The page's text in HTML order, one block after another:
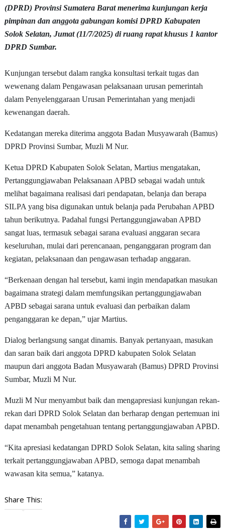
(DPRD) Provinsi Sumatera Barat menerima kunjungan kerja
pimpinan dan anggota gabungan komisi DPRD Kabupaten
Solok Selatan, Jumat (11/7/2025) di ruang rapat khusus 1 kantor
DPRD Sumbar.
Kunjungan tersebut dalam rangka konsultasi terkait tugas dan
wewenang dalam Pengawasan pelaksanaan urusan pemerintah
dalam Penyelenggaraan Urusan Pemerintahan yang menjadi
kewenangan daerah.
Kedatangan mereka diterima anggota Badan Musyawarah (Bamus)
DPRD Provinsi Sumbar, Muzli M Nur.
Ketua DPRD Kabupaten Solok Selatan, Martius mengatakan,
Pertanggungjawaban Pelaksanaan APBD sebagai wadah untuk
melihat bagaimana realisasi dari pendapatan, belanja dan berapa
SILPA yang bisa digunakan untuk belanja pada Perubahan APBD
tahun berikutnya. Padahal fungsi Pertanggungjawaban APBD
sangat luas, termasuk sebagai sarana evaluasi anggaran secara
keseluruhan, mulai dari perencanaan, penganggaran program dan
kegiatan, pelaksanaan dan pengawasan terhadap anggaran.
“Berkenaan dengan hal tersebut, kami ingin mendapatkan masukan
bagaimana strategi dalam memfungsikan pertanggungjawaban
APBD sebagai sarana untuk evaluasi dan perbaikan dalam
penganggaran ke depan,” ujar Martius.
Dialog berlangsung sangat dinamis. Banyak pertanyaan, masukan
dan saran baik dari anggota DPRD kabupaten Solok Selatan
maupun dari anggota Badan Musyawarah (Bamus) DPRD Provinsi
Sumbar, Muzli M Nur.
Muzli M Nur menyambut baik dan mengapresiasi kunjungan rekan-
rekan dari DPRD Solok Selatan dan berharap dengan pertemuan ini
dapat menambah pengetahuan tentang pertanggungjawaban APBD.
“Kita apresiasi kedatangan DPRD Solok Selatan, kita saling sharing
terkait pertanggungjawaban APBD, semoga dapat menambah
wawasan kita semua,” katanya.
Share This: